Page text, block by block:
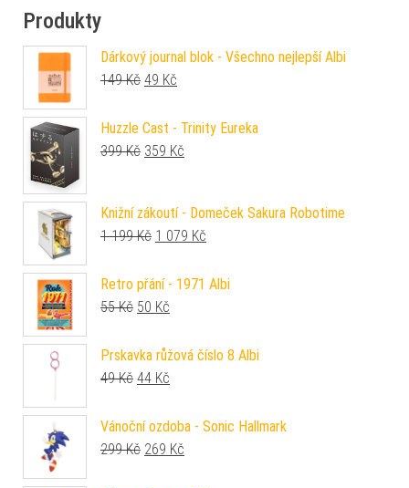
Produkty
Dárkový journal blok - Všechno nejlepší Albi
149Kč Původní cena byla: 149 Kč.
49 Kč
Huzzle Cast - Trinity Eureka
399Kč Původní cena byla: 399 Kč.
359 Kč
Knižní zákoutí - Domeček Sakura Robotime
1 199Kč Původní cena byla: 1 199 Kč.
1 079 Kč
Retro přání - 1971 Albi
55Kč Původní cena byla: 55 Kč.
50 Kč
Prskavka růžová číslo 8 Albi
49Kč Původní cena byla: 49 Kč.
44 Kč
Vánoční ozdoba - Sonic Hallmark
299Kč Původní cena byla: 299 Kč.
269 Kč